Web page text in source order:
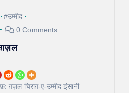
#उम्मीद
0 Comments
ग़ज़ल
चिराग़-ए-उम्मीद इंसानी